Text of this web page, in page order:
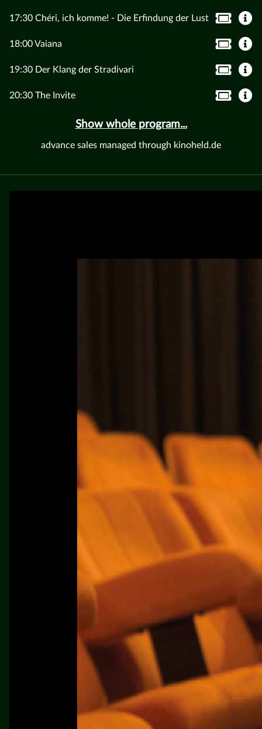
17:30 Chéri, ich komme! - Die Erfindung der Lust
18:00 Vaiana
19:30 Der Klang der Stradivari
20:30 The Invite
Show whole program...
advance sales managed through kinoheld.de